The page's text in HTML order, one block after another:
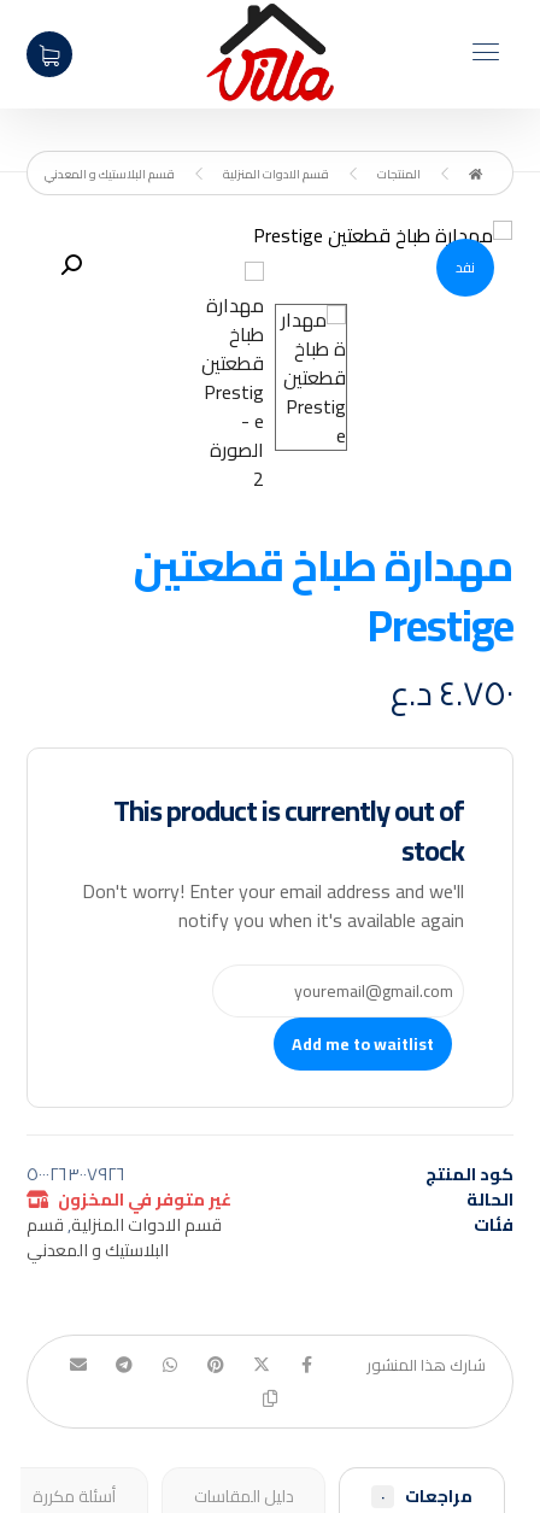
المنتجات قسم الادوات المنزلية قسم البلاستيك و المعدني
نفد
مهدارة طباخ قطعتين
Prestige
٤.٧٥٠د.ع
This product is currently out of
stock
Don't worry! Enter your email address and we'll
notify you when it's available again
Add me to waitlist
كود المنتج ٥٠٠٠٢٦٣٠٠٧٩٢٦
الحالة غير متوفر في المخزون
فئات قسم الادوات المنزلية,قسم
البلاستيك و المعدني
مراجعات ٠ دليل المقاسات أسئلة مكررة